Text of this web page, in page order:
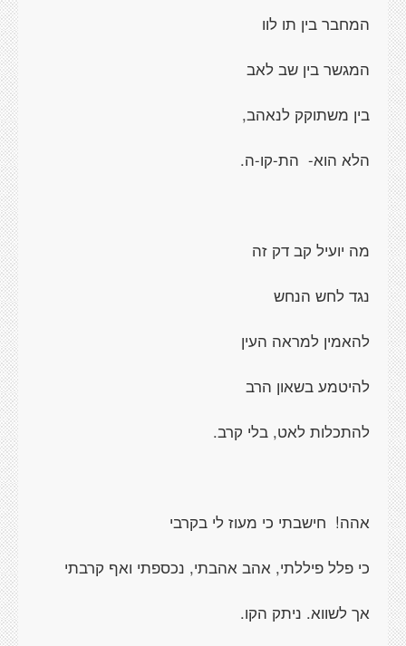
המחבר בין תו לוו
המגשר בין שב לאב
בין משתוקק לנאהב,
הלא הוא- הת-קו-ה.
מה יועיל קב דק זה
נגד לחש הנחש
להאמין למראה העין
להיטמע בשאון הרב
להתכלות לאט, בלי קרב.
אהה! חישבתי כי מעוז לי בקרבי
כי פלל פיללתי, אהב אהבתי, נכספתי ואף קרבתי
אך לשווא. ניתק הקו.